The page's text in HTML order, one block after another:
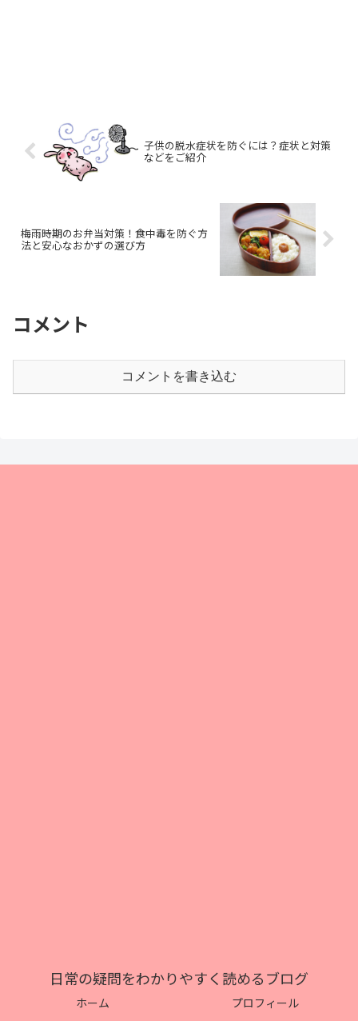
子供の脱水症状を防ぐには？症状と対策
などをご紹介
梅雨時期のお弁当対策！食中毒を防ぐ方
法と安心なおかずの選び方
コメント
コメントを書き込む
日常の疑問をわかりやすく読めるブログ
ホーム
プロフィール